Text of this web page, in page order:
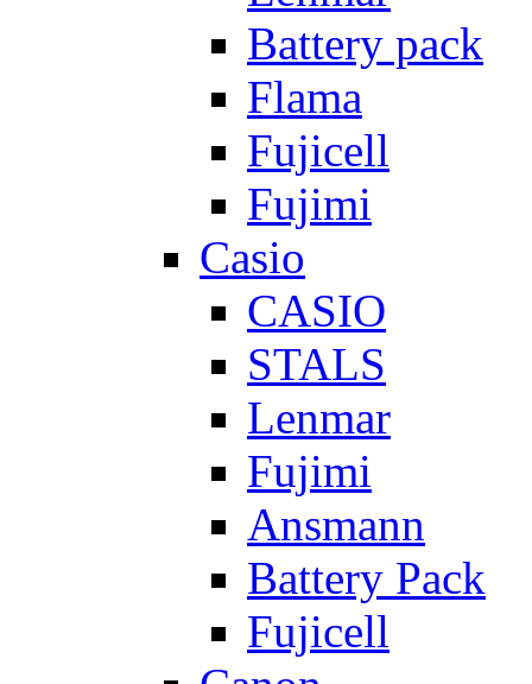
Battery pack
Flama
Fujicell
Fujimi
Casio
CASIO
STALS
Lenmar
Fujimi
Ansmann
Battery Pack
Fujicell